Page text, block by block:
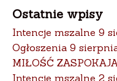
Ostatnie wpisy
Intencje mszalne 9
Ogłoszenia 9
MIŁOŚĆ
Intencje mszalne 2